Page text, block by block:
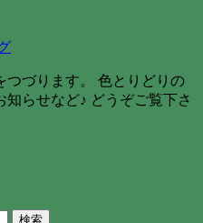
つづります。 色とりどりの
らせなど♪ どうぞご覧下さ